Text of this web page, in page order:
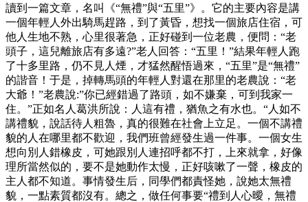
讀到一篇文章，名叫《“無禮”與“五里”》。它的主要內容是講
一個年輕人外出騎馬趕路，到了黃昏，想找一個旅店住宿，可
他人生地不熟，心里很著急，正好碰到一位老農，便問：“老
頭子，這兒離旅店有多遠?”老人回答：“五里！”結果年輕人跑
了十多里路，仍不見人煙，才猛然醒悟過來，“五里”是“無禮”
的諧音！于是，掉轉馬頭的年輕人對還在那里的老農說：“老
大爺！”老農說:”你已經錯過了路頭，如不嫌棄，可到我家一
住。”正如名人葛洪所說：人這有禮，猶魚之有水也。“人如不
講禮貌，說話待人粗魯，真的很難在社會上立足。一個不講禮
貌的人在哪里都不歡迎，我們班曾經發生過一件事。一個女生
想向別人錯橡皮，可她跟別人連招呼都不打，上來就拿，好像
理所當然似的，要不是她動作太慢，正好咳嗽了一聲，橡皮的
主人都不知道。事情發生后，同學們都責怪她，說她太無禮
貌，一點素質都沒有。總之，做任何事要“禮到人心曖，無禮